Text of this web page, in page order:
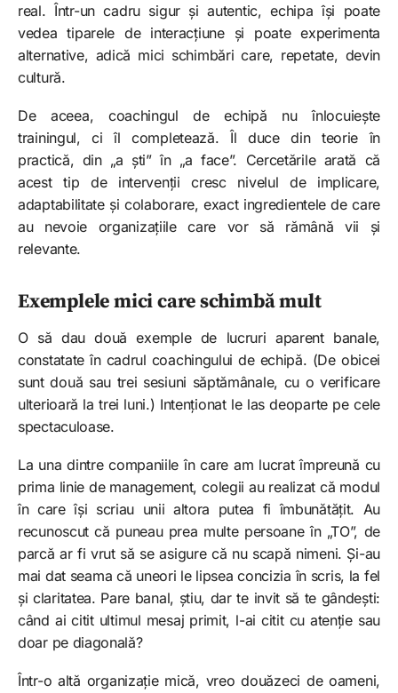
real. Într-un cadru sigur și autentic, echipa își poate
vedea tiparele de interacțiune și poate experimenta
alternative, adică mici schimbări care, repetate, devin
cultură.
De aceea, coachingul de echipă nu înlocuiește
trainingul, ci îl completează. Îl duce din teorie în
practică, din „a ști” în „a face”. Cercetările arată că
acest tip de intervenții cresc nivelul de implicare,
adaptabilitate și colaborare, exact ingredientele de care
au nevoie organizațiile care vor să rămână vii și
relevante.
Exemplele mici care schimbă mult
O să dau două exemple de lucruri aparent banale,
constatate în cadrul coachingului de echipă. (De obicei
sunt două sau trei sesiuni săptămânale, cu o verificare
ulterioară la trei luni.) Intenționat le las deoparte pe cele
spectaculoase.
La una dintre companiile în care am lucrat împreună cu
prima linie de management, colegii au realizat că modul
în care își scriau unii altora putea fi îmbunătățit. Au
recunoscut că puneau prea multe persoane în „TO”, de
parcă ar fi vrut să se asigure că nu scapă nimeni. Și-au
mai dat seama că uneori le lipsea concizia în scris, la fel
și claritatea. Pare banal, știu, dar te invit să te gândești:
când ai citit ultimul mesaj primit, l-ai citit cu atenție sau
doar pe diagonală?
Într-o altă organizație mică, vreo douăzeci de oameni,